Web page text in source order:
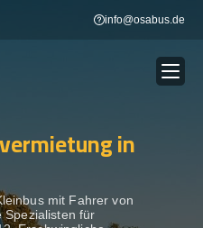
info@osabus.de
Show dropdown
in
mit Fahrer von
Spezialisten für